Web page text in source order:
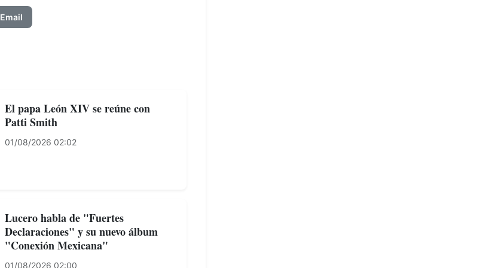
Email
El papa León XIV se reúne con
Patti Smith
01/08/2026 02:02
Lucero habla de "Fuertes
Declaraciones" y su nuevo álbum
"Conexión Mexicana"
01/08/2026 02:00